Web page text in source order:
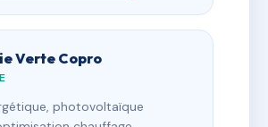
Verte Copro
photovoltaïque